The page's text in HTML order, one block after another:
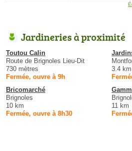
Jardineries à proximité
Toutou Calin
Route de Brignoles Lieu-Dit
730 mètres
Fermée, ouvre à 9h
3.4 km
Bricomarché
Brignoles
10 km
Fermée, ouvre à 8h30
11 km